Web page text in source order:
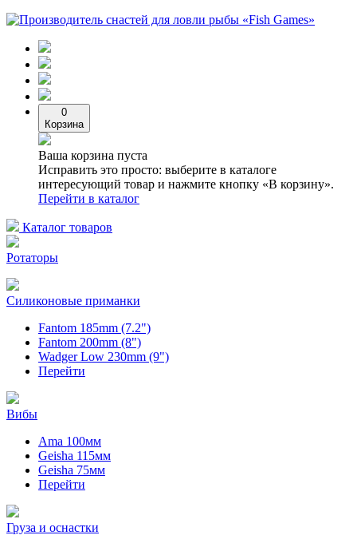
0
Корзина
Ваша корзина пуста
Исправить это просто: выберите в каталоге
интересующий товар и нажмите кнопку «В корзину».
Перейти в каталог
Каталог товаров
Ротаторы
Силиконовые приманки
Fantom 185mm (7.2")
Fantom 200mm (8")
Wadger Low 230mm (9")
Перейти
Вибы
Ama 100мм
Geisha 115мм
Geisha 75мм
Перейти
Груза и оснастки